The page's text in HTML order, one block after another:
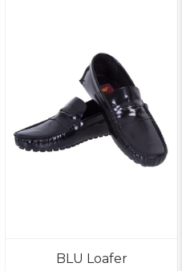
BLU Loafer